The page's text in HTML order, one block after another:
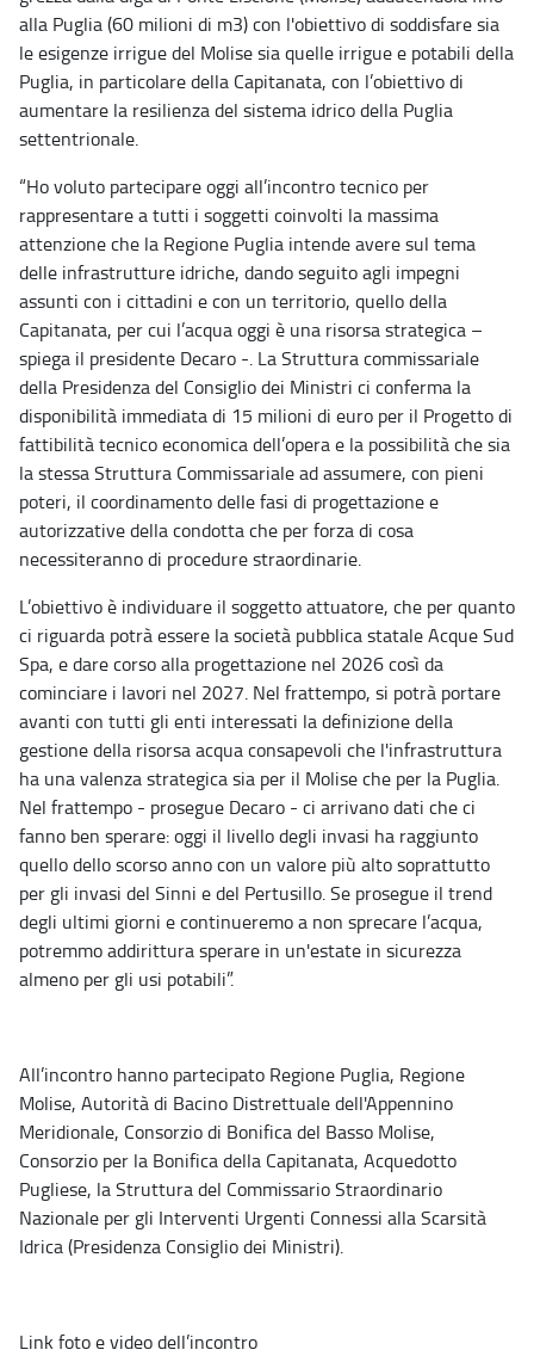
alla Puglia (60 milioni di m3) con l'obiettivo di soddisfare sia
le esigenze irrigue del Molise sia quelle irrigue e potabili della
Puglia, in particolare della Capitanata, con l’obiettivo di
aumentare la resilienza del sistema idrico della Puglia
settentrionale.
“Ho voluto partecipare oggi all’incontro tecnico per
rappresentare a tutti i soggetti coinvolti la massima
attenzione che la Regione Puglia intende avere sul tema
delle infrastrutture idriche, dando seguito agli impegni
assunti con i cittadini e con un territorio, quello della
Capitanata, per cui l’acqua oggi è una risorsa strategica –
spiega il presidente Decaro -. La Struttura commissariale
della Presidenza del Consiglio dei Ministri ci conferma la
disponibilità immediata di 15 milioni di euro per il Progetto di
fattibilità tecnico economica dell’opera e la possibilità che sia
la stessa Struttura Commissariale ad assumere, con pieni
poteri, il coordinamento delle fasi di progettazione e
autorizzative della condotta che per forza di cosa
necessiteranno di procedure straordinarie.
L’obiettivo è individuare il soggetto attuatore, che per quanto
ci riguarda potrà essere la società pubblica statale Acque Sud
Spa, e dare corso alla progettazione nel 2026 così da
cominciare i lavori nel 2027. Nel frattempo, si potrà portare
avanti con tutti gli enti interessati la definizione della
gestione della risorsa acqua consapevoli che l'infrastruttura
ha una valenza strategica sia per il Molise che per la Puglia.
Nel frattempo - prosegue Decaro - ci arrivano dati che ci
fanno ben sperare: oggi il livello degli invasi ha raggiunto
quello dello scorso anno con un valore più alto soprattutto
per gli invasi del Sinni e del Pertusillo. Se prosegue il trend
degli ultimi giorni e continueremo a non sprecare l’acqua,
potremmo addirittura sperare in un'estate in sicurezza
almeno per gli usi potabili”.
All’incontro hanno partecipato Regione Puglia, Regione
Molise, Autorità di Bacino Distrettuale dell'Appennino
Meridionale, Consorzio di Bonifica del Basso Molise,
Consorzio per la Bonifica della Capitanata, Acquedotto
Pugliese, la Struttura del Commissario Straordinario
Nazionale per gli Interventi Urgenti Connessi alla Scarsità
Idrica (Presidenza Consiglio dei Ministri).
Link foto e video dell’incontro